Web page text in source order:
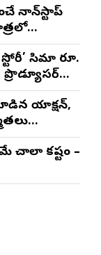
నాన్‌స్టాప్
తేజ్
సినిమా రూ.
ప్రొడ్యూసర్
యాక్షన్,
చాలా కష్టం –